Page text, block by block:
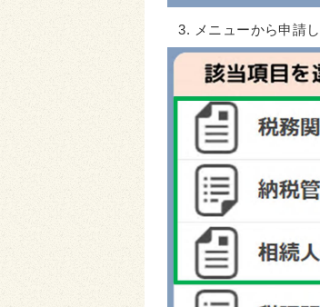
メニューから申請